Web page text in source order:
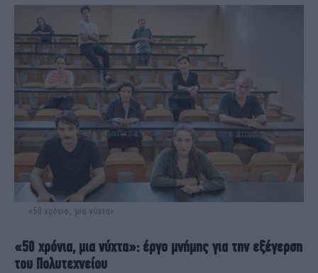
«50 χρόνια, μια νύχτα»
«50 χρόνια, μια νύχτα»: έργο μνήμης για την εξέγερση
του Πολυτεχνείου